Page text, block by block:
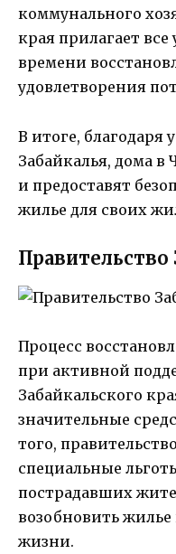
коммунального
края прилагает
времени
удовлетворения
В итоге,
Забайкалья, дома в
и предоставят
жилье для своих
Правительство
Процесс
при активной
Забайкальского
значительные
того,
специальные
пострадавших
возобновить
жизни.